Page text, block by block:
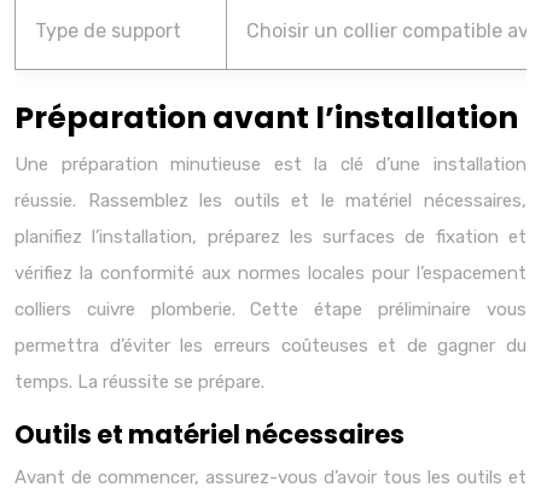
Type de support Choisir un collier compatible
Préparation avant l’installation
Une préparation minutieuse est la clé d’une installation
réussie. Rassemblez les outils et le matériel nécessaires,
planifiez l’installation, préparez les surfaces de fixation et
vérifiez la conformité aux normes locales pour l’espacement
colliers cuivre plomberie. Cette étape préliminaire vous
permettra d’éviter les erreurs coûteuses et de gagner du
temps. La réussite se prépare.
Outils et matériel nécessaires
Avant de commencer, assurez-vous d’avoir tous les outils et